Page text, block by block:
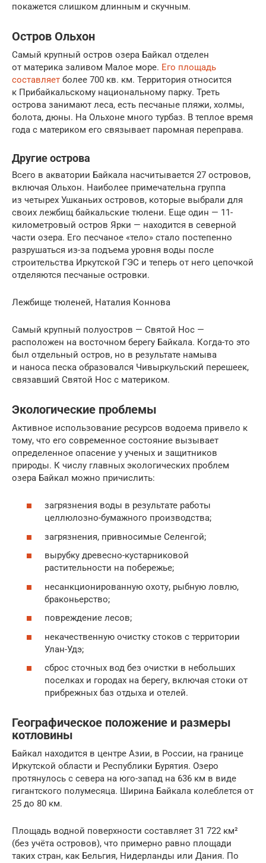
покажется слишком длинным и скучным.
Остров Ольхон
Самый крупный остров озера Байкал отделен
от материка заливом Малое море. Его площадь
составляет более 700 кв. км. Территория относится
к Прибайкальскому национальному парку. Треть
острова занимают леса, есть песчаные пляжи, холмы,
болота, дюны. На Ольхоне много турбаз. В теплое время
года с материком его связывает паромная переправа.
Другие острова
Всего в акватории Байкала насчитывается 27 островов,
включая Ольхон. Наиболее примечательна группа
из четырех Ушканьих островов, которые выбрали для
своих лежбищ байкальские тюлени. Еще один — 11-
километровый остров Ярки — находится в северной
части озера. Его песчаное «тело» стало постепенно
разрушаться из-за подъема уровня воды после
строительства Иркутской ГЭС и теперь от него цепочкой
отделяются песчаные островки.
Лежбище тюленей, Наталия Коннова
Самый крупный полуостров — Святой Нос —
расположен на восточном берегу Байкала. Когда-то это
был отдельный остров, но в результате намыва
и наноса песка образовался Чивыркульский перешеек,
связавший Святой Нос с материком.
Экологические проблемы
Активное использование ресурсов водоема привело к
тому, что его современное состояние вызывает
определенное опасение у ученых и защитников
природы. К числу главных экологических проблем
озера Байкал можно причислить:
загрязнения воды в результате работы
целлюлозно-бумажного производства;
загрязнения, привносимые Селенгой;
вырубку древесно-кустарниковой
растительности на побережье;
несанкционированную охоту, рыбную ловлю,
браконьерство;
повреждение лесов;
некачественную очистку стоков с территории
Улан-Удэ;
сброс сточных вод без очистки в небольших
поселках и городах на берегу, включая стоки от
прибрежных баз отдыха и отелей.
Географическое положение и размеры
котловины
Байкал находится в центре Азии, в России, на границе
Иркутской области и Республики Бурятия. Озеро
протянулось с севера на юго-запад на 636 км в виде
гигантского полумесяца. Ширина Байкала колеблется от
25 до 80 км.
Площадь водной поверхности составляет 31 722 км²
(без учёта островов), что примерно равно площади
таких стран, как Бельгия, Нидерланды или Дания. По